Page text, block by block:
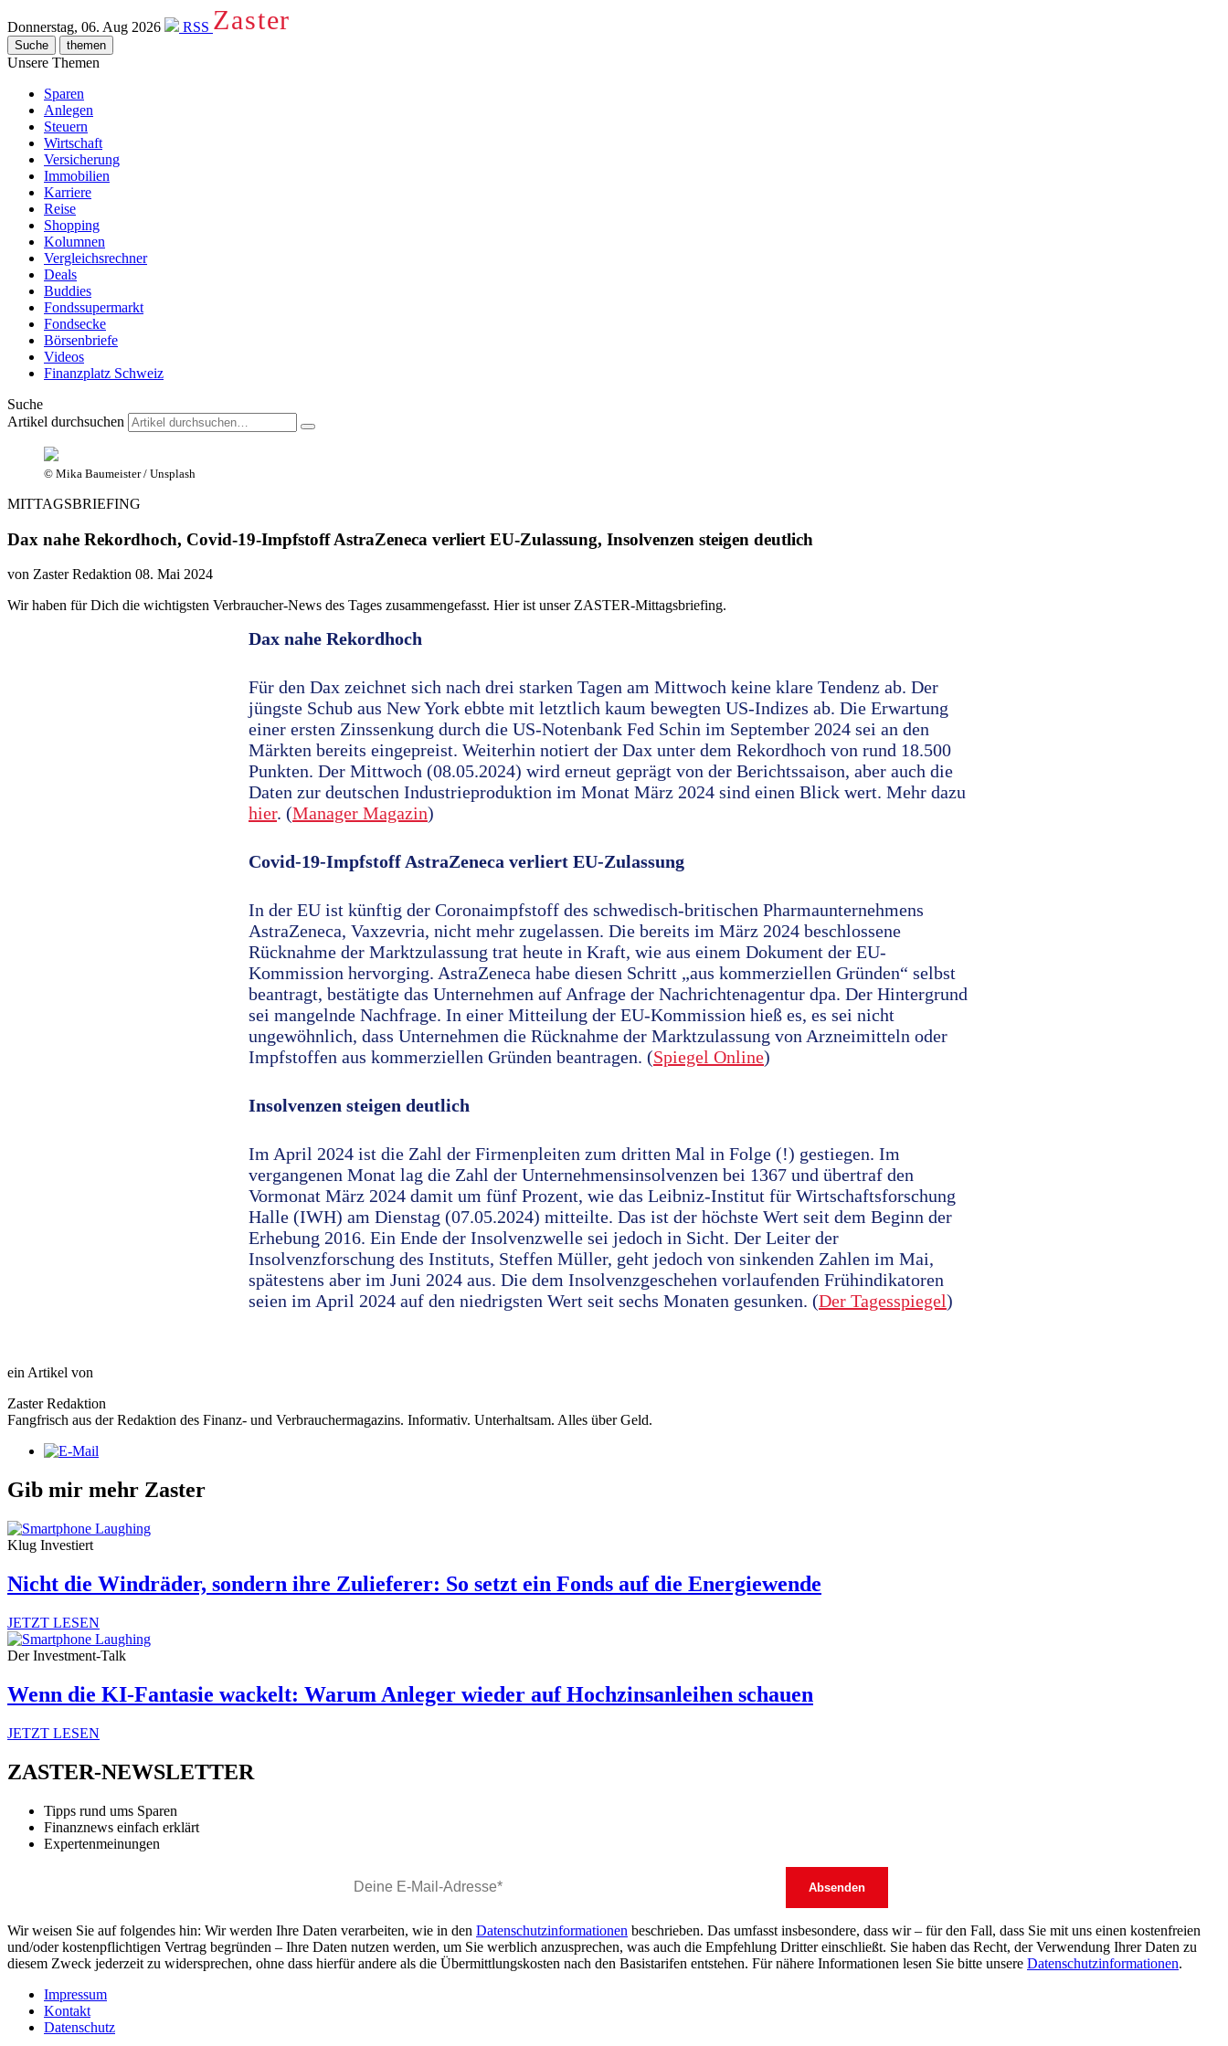
Donnerstag, 06. Aug 2026 RSS Zaster
Suche themen
Unsere Themen
Sparen
Anlegen
Steuern
Wirtschaft
Versicherung
Immobilien
Karriere
Reise
Shopping
Kolumnen
Vergleichsrechner
Deals
Buddies
Fondssupermarkt
Fondsecke
Börsenbriefe
Videos
Finanzplatz Schweiz
Suche
Artikel durchsuchen
© Mika Baumeister / Unsplash
MITTAGSBRIEFING
Dax nahe Rekordhoch, Covid-19-Impfstoff AstraZeneca verliert EU-Zulassung, Insolvenzen steigen deutlich
von Zaster Redaktion 08. Mai 2024
Wir haben für Dich die wichtigsten Verbraucher-News des Tages zusammengefasst. Hier ist unser ZASTER-Mittagsbriefing.
Dax nahe Rekordhoch
Für den Dax zeichnet sich nach drei starken Tagen am Mittwoch keine klare Tendenz ab. Der
jüngste Schub aus New York ebbte mit letztlich kaum bewegten US-Indizes ab. Die Erwartung
einer ersten Zinssenkung durch die US-Notenbank Fed Schin im September 2024 sei an den
Märkten bereits eingepreist. Weiterhin notiert der Dax unter dem Rekordhoch von rund 18.500
Punkten. Der Mittwoch (08.05.2024) wird erneut geprägt von der Berichtssaison, aber auch die
Daten zur deutschen Industrieproduktion im Monat März 2024 sind einen Blick wert. Mehr dazu
hier. (Manager Magazin)
Covid-19-Impfstoff AstraZeneca verliert EU-Zulassung
In der EU ist künftig der Coronaimpfstoff des schwedisch-britischen Pharmaunternehmens
AstraZeneca, Vaxzevria, nicht mehr zugelassen. Die bereits im März 2024 beschlossene
Rücknahme der Marktzulassung trat heute in Kraft, wie aus einem Dokument der EU-
Kommission hervorging. AstraZeneca habe diesen Schritt „aus kommerziellen Gründen“ selbst
beantragt, bestätigte das Unternehmen auf Anfrage der Nachrichtenagentur dpa. Der Hintergrund
sei mangelnde Nachfrage. In einer Mitteilung der EU-Kommission hieß es, es sei nicht
ungewöhnlich, dass Unternehmen die Rücknahme der Marktzulassung von Arzneimitteln oder
Impfstoffen aus kommerziellen Gründen beantragen. (Spiegel Online)
Insolvenzen steigen deutlich
Im April 2024 ist die Zahl der Firmenpleiten zum dritten Mal in Folge (!) gestiegen. Im
vergangenen Monat lag die Zahl der Unternehmensinsolvenzen bei 1367 und übertraf den
Vormonat März 2024 damit um fünf Prozent, wie das Leibniz-Institut für Wirtschaftsforschung
Halle (IWH) am Dienstag (07.05.2024) mitteilte. Das ist der höchste Wert seit dem Beginn der
Erhebung 2016. Ein Ende der Insolvenzwelle sei jedoch in Sicht. Der Leiter der
Insolvenzforschung des Instituts, Steffen Müller, geht jedoch von sinkenden Zahlen im Mai,
spätestens aber im Juni 2024 aus. Die dem Insolvenzgeschehen vorlaufenden Frühindikatoren
seien im April 2024 auf den niedrigsten Wert seit sechs Monaten gesunken. (Der Tagesspiegel)
ein Artikel von
Zaster Redaktion
Fangfrisch aus der Redaktion des Finanz- und Verbrauchermagazins. Informativ. Unterhaltsam. Alles über Geld.
Gib mir mehr Zaster
Klug Investiert
Nicht die Windräder, sondern ihre Zulieferer: So setzt ein Fonds auf die Energiewende
JETZT LESEN
Der Investment-Talk
Wenn die KI-Fantasie wackelt: Warum Anleger wieder auf Hochzinsanleihen schauen
JETZT LESEN
ZASTER-NEWSLETTER
Tipps rund ums Sparen
Finanznews einfach erklärt
Expertenmeinungen
Wir weisen Sie auf folgendes hin: Wir werden Ihre Daten verarbeiten, wie in den Datenschutzinformationen beschrieben. Das umfasst insbesondere, dass wir – für den Fall, dass Sie mit uns einen kostenfreien
und/oder kostenpflichtigen Vertrag begründen – Ihre Daten nutzen werden, um Sie werblich anzusprechen, was auch die Empfehlung Dritter einschließt. Sie haben das Recht, der Verwendung Ihrer Daten zu
diesem Zweck jederzeit zu widersprechen, ohne dass hierfür andere als die Übermittlungskosten nach den Basistarifen entstehen. Für nähere Informationen lesen Sie bitte unsere Datenschutzinformationen.
Impressum
Kontakt
Datenschutz